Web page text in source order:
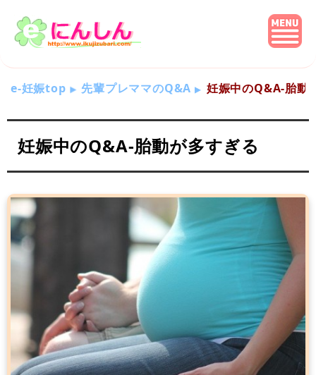
e-妊娠top 先輩プレママのQ&A 妊娠中のQ&A-胎動
妊娠中のQ&A-胎動が多すぎる